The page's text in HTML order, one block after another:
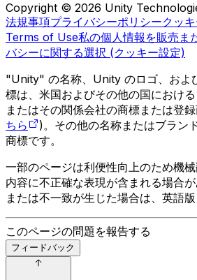
Copyright © 2026 Unity
法規事項プライバシーポリシークッ
Terms of Use私の個人情報を販売ま
バシーに関する選択 (クッキー設定)
"Unity" の名称、Unity のロゴ、およ
標は、米国およびその他の国におけ
またはその関係会社の商標または登
ちら
)。その他の名称またはブラン
商標です。
一部のページは利便性向上のため機械
内容に不正確な表現が含まれる場合
または不一致が生じた場合は、英語版
このページの問題を報告する
フィードバック